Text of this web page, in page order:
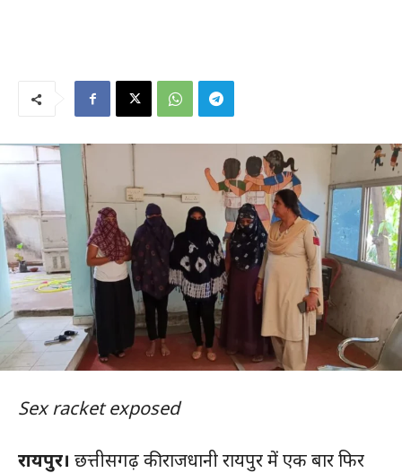
Sex racket exposed
रायपुर। छत्तीसगढ़ की राजधानी रायपुर में एक बार फिर